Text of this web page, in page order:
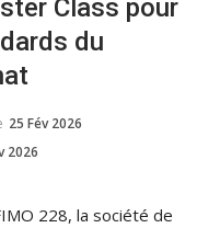
Class pour
du
25 Fév 2026
2026
228, la société de